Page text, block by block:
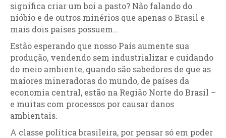
significa criar um boi a pasto? Não falando do
nióbio e de outros minérios que apenas o Brasil e
mais dois países possuem…
Estão esperando que nosso País aumente sua
produção, vendendo sem industrializar e cuidando
do meio ambiente, quando são sabedores de que as
maiores mineradoras do mundo, de países da
economia central, estão na Região Norte do Brasil –
e muitas com processos por causar danos
ambientais.
A classe política brasileira, por pensar só em poder